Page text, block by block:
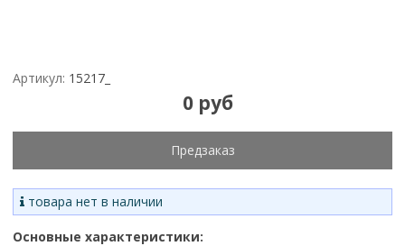
Артикул: 15217_
0 руб
Предзаказ
товара нет в наличии
Основные характеристики: